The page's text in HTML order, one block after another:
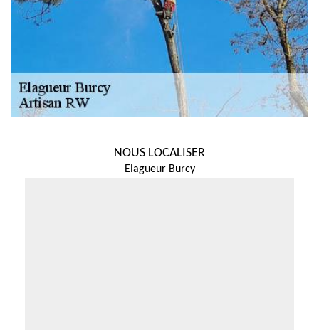
NOUS LOCALISER
Elagueur Burcy